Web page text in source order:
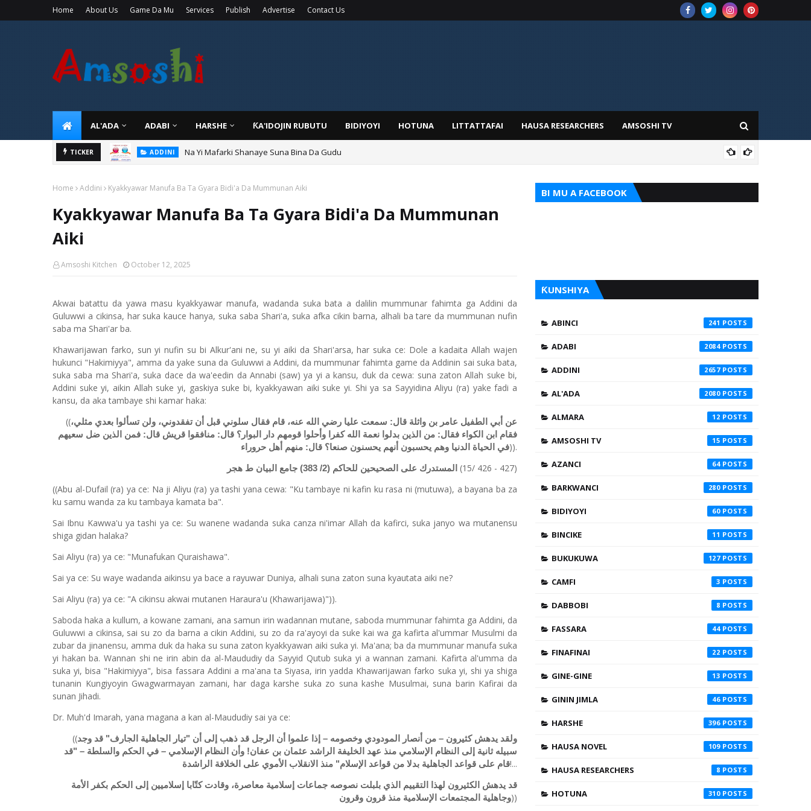
Home About Us Game Da Mu Services Publish Advertise Contact Us
AL'ADA ADABI HARSHE ƘA'IDOJIN RUBUTU BIDIYOYI HOTUNA LITTATTAFAI HAUSA RESEARCHERS AMSOSHI TV
TICKER ADDINI Na Yi Mafarki Ana Bikina, Kafin A Daura Aure Sai Na Farka
Home Addini Kyakkyawar Manufa Ba Ta Gyara Bidi'a Da Mummunan Aiki
Kyakkyawar Manufa Ba Ta Gyara Bidi'a Da Mummunan
Aiki
Amsoshi Kitchen October 12, 2025
Akwai batattu da yawa masu kyakkyawar manufa, wadanda suka bata a dalilin mummunar fahimta ga Addini da
Guluwwi a cikinsa, har suka kauce hanya, suka saba Shari'a, suka afka cikin barna, alhali ba tare da mummunan nufin
saba ma Shari'ar ba.
Khawarijawan farko, sun yi nufin su bi Alkur'ani ne, su yi aiki da Shari'arsa, har suka ce: Dole a kadaita Allah wajen
hukunci "Hakimiyya", amma da yake suna da Guluwwi a Addini, da mummunar fahimta game da Addinin sai suka bata,
suka saba ma Shari'a, suka dace da wa'eedin da Annabi (saw) ya yi a kansu, duk da cewa: suna zaton Allah suke bi,
Addini suke yi, aikin Allah suke yi, gaskiya suke bi, kyakkyawan aiki suke yi. Shi ya sa Sayyidina Aliyu (ra) yake fadi a
kansu, da aka tambaye shi kamar haka:
((عن أبي الطفيل عامر بن واثلة قال: سمعت عليا رضي الله عنه، قام فقال سلوني قبل أن تفقدوني، ولن تسألوا بعدي مثلي،
فقام ابن الكواء فقال: من الذين بدلوا نعمة الله كفرا وأحلوا قومهم دار البوار؟ قال: منافقوا قريش قال: فمن الذين ضل سعيهم
في الحياة الدنيا وهم يحسبون أنهم يحسنون صنعا؟ قال: منهم أهل حروراء)).
المستدرك على الصحيحين للحاكم (2/ 383) جامع البيان ط هجر
(15/ 426 - 427)
((Abu al-Dufail (ra) ya ce: Na ji Aliyu (ra) ya tashi yana cewa: "Ku tambaye ni kafin ku rasa ni (mutuwa), a bayana ba za
ku samu wanda za ku tambaya kamata ba".
Sai Ibnu Kawwa'u ya tashi ya ce: Su wanene wadanda suka canza ni'imar Allah da kafirci, suka janyo wa mutanensu
shiga gidan halaka?
Sai Aliyu (ra) ya ce: "Munafukan Quraishawa".
Sai ya ce: Su waye wadanda aikinsu ya bace a rayuwar Duniya, alhali suna zaton suna kyautata aiki ne?
Sai Aliyu (ra) ya ce: "A cikinsu akwai mutanen Haraura'u (Khawarijawa)")).
Saboda haka a kullum, a kowane zamani, ana samun irin wadannan mutane, saboda mummunar fahimta ga Addini, da
Guluwwi a cikinsa, sai su zo da barna a cikin Addini, su zo da ra'ayoyi da suke kai wa ga kafirta al'ummar Musulmi da
zubar da jinanensu, amma duk da haka su suna zaton kyakkyawan aiki suka yi. Ma'ana; ba da mummunar manufa suka
yi hakan ba. Wannan shi ne irin abin da al-Maududiy da Sayyid Qutub suka yi a wannan zamani. Kafirta al'umma da
suka yi, bisa "Hakimiyya", bisa fassara Addini a ma'ana ta Siyasa, irin yadda Khawarijawan farko suka yi, shi ya shiga
tunanin Kungiyoyin Gwagwarmayan zamani, har daga karshe suka zo suna kashe Musulmai, suna barin Kafirai da
sunan Jihadi.
Dr. Muh'd Imarah, yana magana a kan al-Maududiy sai ya ce:
((ولقد يدهش كثيرون – من أنصار المودودي وخصومه – إذا علموا أن الرجل قد ذهب إلى أن "تيار الجاهلية الجارف" قد وجد
سبيله ثانية إلى النظام الإسلامي منذ عهد الخليفة الراشد عثمان بن عفان! وأن النظام الإسلامي – في الحكم والسلطة – "قد
قام على قواعد الجاهلية بدلا من قواعد الإسلام" منذ الانقلاب الأموي على الخلافة الراشدة!...
قد يدهش الكثيرون لهذا التقييم الذي بلبلت نصوصه جماعات إسلامية معاصرة، وقادت كتّابا إسلاميين إلى الحكم بكفر الأمة
وجاهلية المجتمعات الإسلامية منذ قرون وقرون))
BI MU A FACEBOOK
ƘUNSHIYA
ABINCI 241
ADABI 2084
ADDINI 2657
AL'ADA 2080
ALMARA 12
AMSOSHI TV 15
AZANCI 64
BARKWANCI 280
BIDIYOYI 60
BINCIKE 11
BUKUKUWA 127
CAMFI 3
DABBOBI 8
FASSARA 44
FINAFINAI 22
GINE-GINE 13
GININ JIMLA 46
HARSHE 396
HAUSA NOVEL 109
HAUSA RESEARCHERS 8
HOTUNA 310